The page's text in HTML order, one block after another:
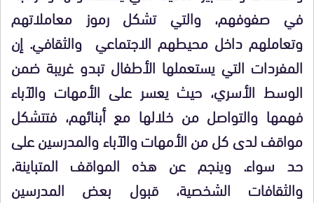
في صفوفهم، والتي تشكل رموز معاملاتهم
وتعاملهم داخل محيطهم الاجتماعي والثقافي. إن
المفردات التي يستعملها الأطفال تبدو غريبة ضمن
الوسط الأسري، حيث يعسر على الأمهات والآباء
فهمها والتواصل من خلالها مع أبنائهم، فتتشكل
مواقف لدى كل من الأمهات والآباء والمدرسين على
حد سواء. وينجم عن هذه المواقف المتباينة،
والثقافات الشخصية، قبول بعض المدرسين